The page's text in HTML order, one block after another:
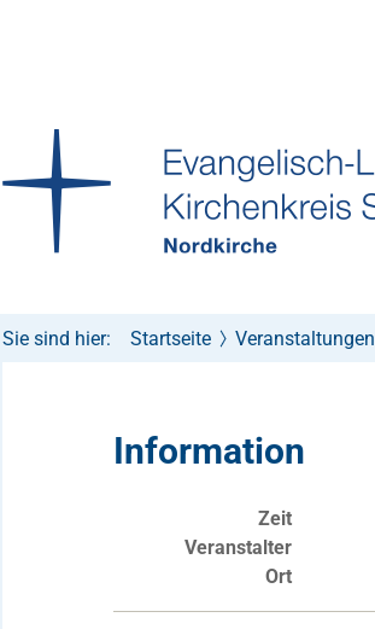
Sie sind hier: Startseite Veranstaltungen
Information
Zeit
Veranstalter
Ort